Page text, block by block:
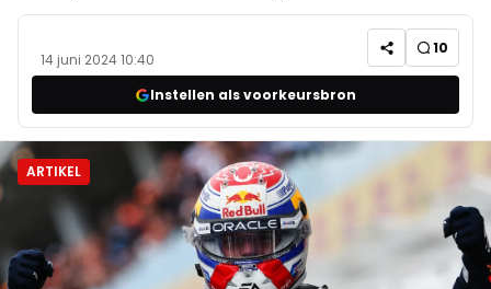
14 juni 2024 10:40
10
Instellen als voorkeursbron
ARTIKEL